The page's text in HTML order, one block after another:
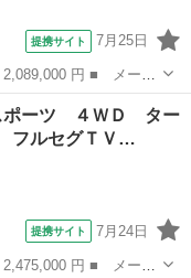
提携サイト 7月25日
グレード名： プレ
ラ ブラインドスポッ
ポーツ ４ＷＤ ター
ルセグＴＶ…
提携サイト 7月24日